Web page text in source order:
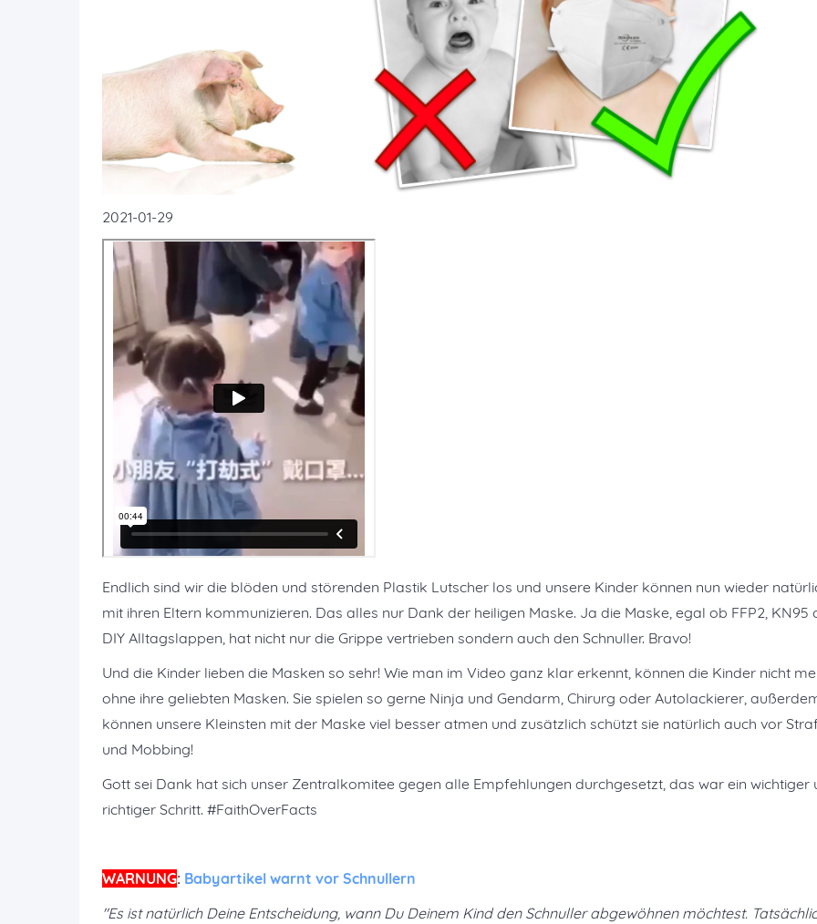
2021-01-29
Endlich sind wir die blöden und störenden Plastik Lutscher los und unsere Kinder können nun wieder
mit ihren Eltern kommunizieren. Das alles nur Dank der heiligen Maske. Ja die Maske, egal ob FFP2, KN95
DIY Alltagslappen, hat nicht nur die Grippe vertrieben sondern auch den Schnuller. Bravo!
Und die Kinder lieben die Masken so sehr! Wie man im Video ganz klar erkennt, können die Kinder nicht
ohne ihre geliebten Masken. Sie spielen so gerne Ninja und Gendarm, Chirurg oder Autolackierer,
können unsere Kleinsten mit der Maske viel besser atmen und zusätzlich schützt sie natürlich auch vor
und Mobbing!
Gott sei Dank hat sich unser Zentralkomitee gegen alle Empfehlungen durchgesetzt, das war ein wichtiger
richtiger Schritt. #FaithOverFacts
WARNUNG: Babyartikel warnt vor Schnullern
"Es ist natürlich Deine Entscheidung, wann Du Deinem Kind den Schnuller abgewöhnen möchtest.